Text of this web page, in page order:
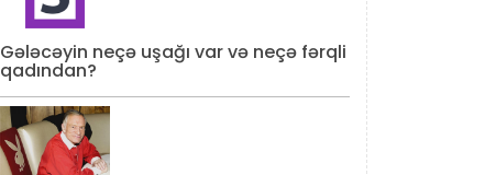
Gələcəyin neçə uşağı var və neçə fərqli
qadından?